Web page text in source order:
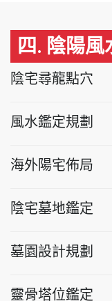
四. 陰陽
陰宅尋龍點穴
風水鑑定規劃
海外陽宅佈局
陰宅墓地鑑定
墓園設計規劃
靈骨塔位鑑定